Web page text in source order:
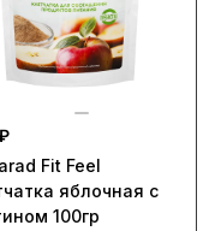
Fit Feel
яблочная с
100гр